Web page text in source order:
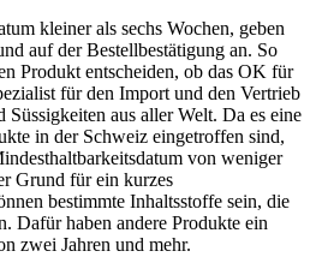
kleiner als sechs Wochen, geben
auf der Bestellbestätigung an. So
Produkt entscheiden, ob das OK für
für den Import und den Vertrieb
aus aller Welt. Da es eine
in der Schweiz eingetroffen sind,
von weniger
Grund für ein kurzes
bestimmte Inhaltsstoffe sein, die
Dafür haben andere Produkte ein
zwei Jahren und mehr.